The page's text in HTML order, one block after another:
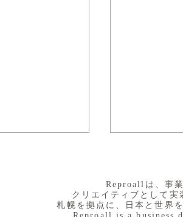
​Reproallは、事
クリエイティブとして
札幌を拠点に、日本と世界